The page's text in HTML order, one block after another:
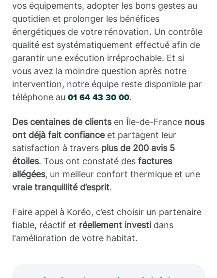
vos équipements, adopter les bons gestes au
quotidien et prolonger les bénéfices
énergétiques de votre rénovation. Un contrôle
qualité est systématiquement effectué afin de
garantir une exécution irréprochable. Et si
vous avez la moindre question après notre
intervention, notre équipe reste disponible par
téléphone au 01 64 43 30 00.
Des centaines de clientsen Île-de-France nous
ont déjà fait confianceet partagent leur
satisfaction à travers plus de 200 avis 5
étoiles. Tous ont constaté des factures
allégées, un meilleur confort thermique et une
vraie tranquillité d’esprit.
Faire appel à Koréo, c’est choisir un partenaire
fiable, réactif et réellement investi dans
l'amélioration de votre habitat.